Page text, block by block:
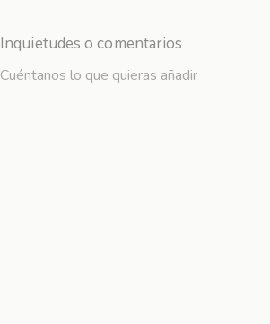
Inquietudes o comentarios